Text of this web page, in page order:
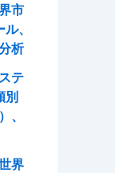
市
、
析
テ
別
、
界